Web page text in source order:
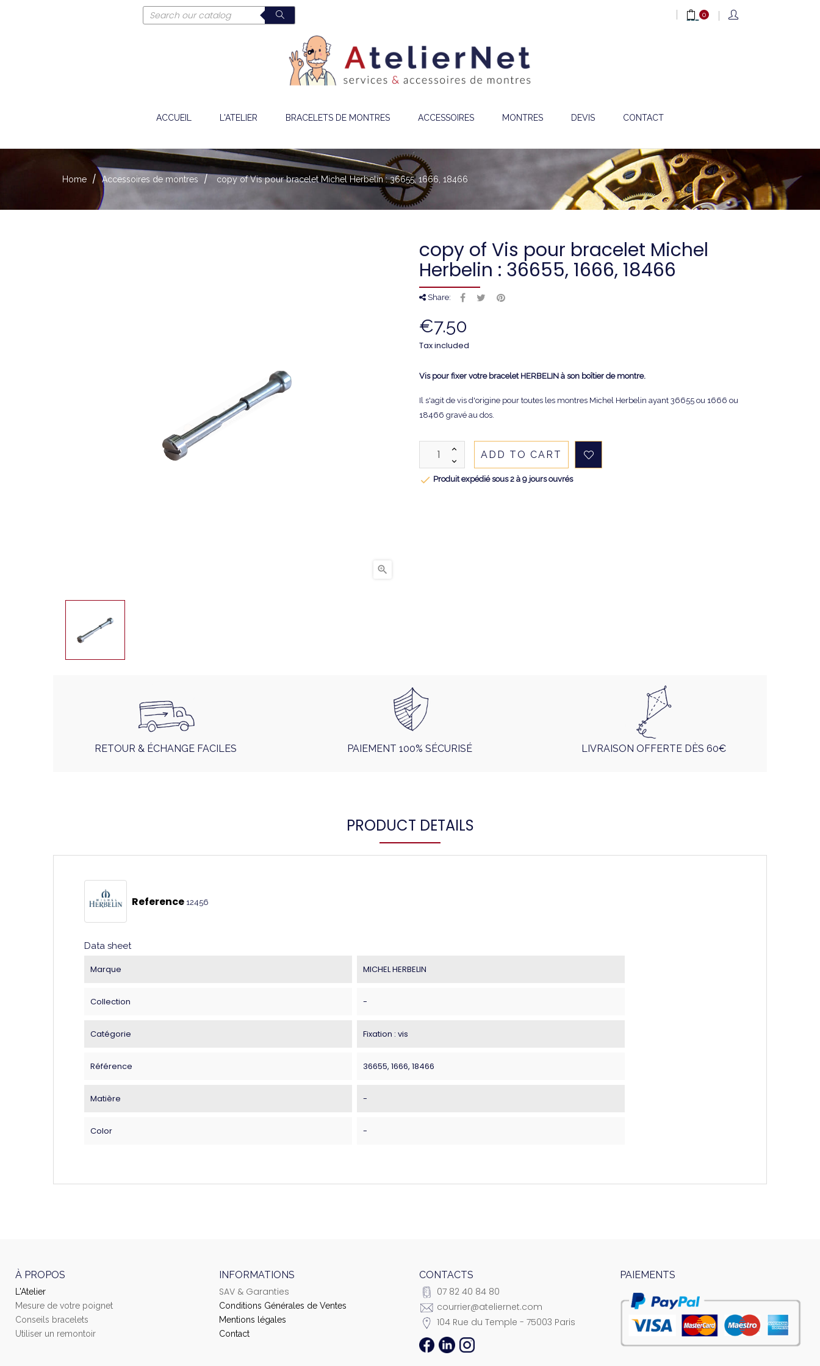
0
ACCUEIL L'ATELIER BRACELETS DE MONTRES ACCESSOIRES MONTRES DEVIS CONTACT
Home Accessoires de montres copy of Vis pour bracelet Michel Herbelin : 36655, 1666, 18466

copy of Vis pour bracelet Michel
Herbelin : 36655, 1666, 18466
Share:
€7.50
Tax included
Vis pour fixer votre bracelet HERBELIN à son boîtier de montre.
Il s'agit de vis d'origine pour toutes les montres Michel Herbelin ayant 36655 ou 1666 ou
18466 gravé au dos.
ADD TO CART
 Produit expédié sous 2 à 9 jours ouvrés
RETOUR & ÉCHANGE FACILES PAIEMENT 100% SÉCURISÉ LIVRAISON OFFERTE DÈS 60€
PRODUCT DETAILS
Reference 12456
Data sheet
Marque MICHEL HERBELIN
Collection -
Catégorie Fixation : vis
Référence 36655, 1666, 18466
Matière -
Color -
À PROPOS
L'Atelier
Mesure de votre poignet
Conseils bracelets
Utiliser un remontoir
INFORMATIONS
SAV & Garanties
Conditions Générales de Ventes
Mentions légales
Contact
CONTACTS
07 82 40 84 80
courrier@ateliernet.com
104 Rue du Temple - 75003 Paris
PAIEMENTS